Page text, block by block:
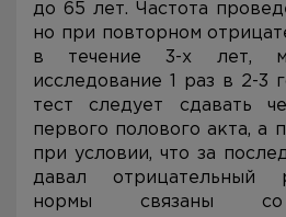
до 65 лет. Частота
но при повторном
в течение 3-х лет,
исследование 1 раз в 2-
тест следует сдавать
первого полового акта, а
при условии, что за
давал отрицательный
нормы связаны со